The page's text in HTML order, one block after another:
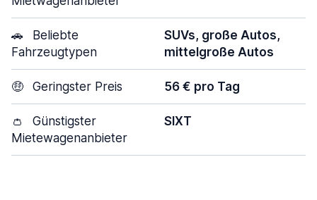
🚗
Beliebte
Fahrzeugtypen
SUVs, große Autos,
mittelgroße Autos
🤑 Geringster Preis 56 € pro Tag
👛
Günstigster
Mietewagenanbieter
SIXT